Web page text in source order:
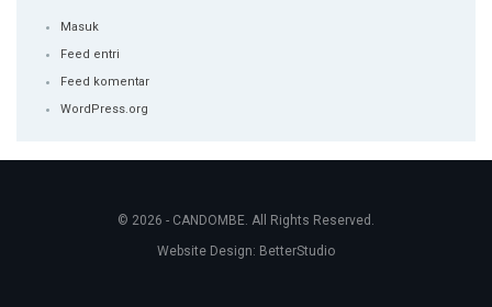
Masuk
Feed entri
Feed komentar
WordPress.org
© 2026 - CANDOMBE. All Rights Reserved.
Website Design: BetterStudio